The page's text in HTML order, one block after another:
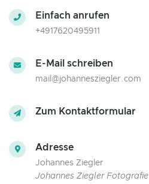
Einfach anrufen
+4917620495911
E-Mail schreiben
mail@johannesziegler.com
Zum Kontaktformular
Adresse
Johannes Ziegler
Johannes Ziegler Fotografie